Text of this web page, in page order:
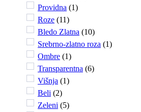
Providna (1)
Roze (11)
Bledo Zlatna (10)
Srebrno-zlatno roza (1)
Ombre (1)
Transparentna (6)
Višnja (1)
Beli (2)
Zeleni (5)